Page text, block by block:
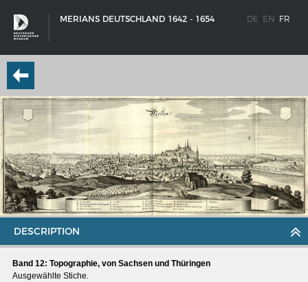
MERIANS DEUTSCHLAND 1642 - 1654 DE EN FR
SCHIFFSTYPEN
DESCRIPTION
Band 12: Topographie, von Sachsen und Thüringen
Ausgewählte Stiche.